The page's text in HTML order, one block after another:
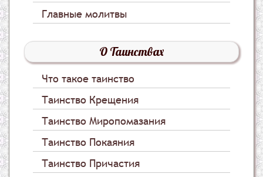
Главные молитвы
О Таинствах
Что такое таинство
Таинство Крещения
Таинство Миропомазания
Таинство Покаяния
Таинство Причастия